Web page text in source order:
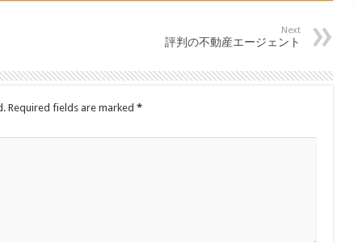
Next
評判の不動産エージェント
Required fields are marked *